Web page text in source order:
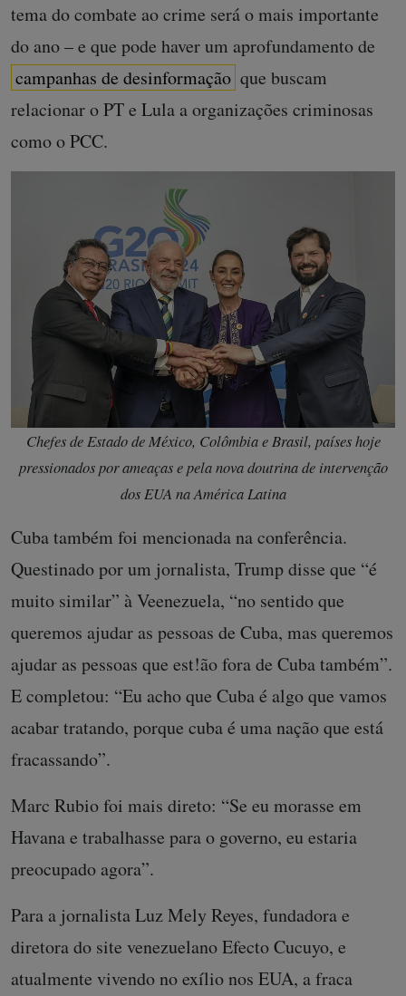
tema do combate ao crime será o mais importante
do ano – e que pode haver um aprofundamento de
campanhas de desinformação que buscam
relacionar o PT e Lula a organizações criminosas
como o PCC.
Chefes de Estado de México, Colômbia e Brasil, países hoje
pressionados por ameaças e pela nova doutrina de intervenção
dos EUA na América Latina
Cuba também foi mencionada na conferência.
Questinado por um jornalista, Trump disse que “é
muito similar” à Veenezuela, “no sentido que
queremos ajudar as pessoas de Cuba, mas queremos
ajudar as pessoas que est!ão fora de Cuba também”.
E completou: “Eu acho que Cuba é algo que vamos
acabar tratando, porque cuba é uma nação que está
fracassando”.
Marc Rubio foi mais direto: “Se eu morasse em
Havana e trabalhasse para o governo, eu estaria
preocupado agora”.
Para a jornalista Luz Mely Reyes, fundadora e
diretora do site venezuelano Efecto Cucuyo, e
atualmente vivendo no exílio nos EUA, a fraca